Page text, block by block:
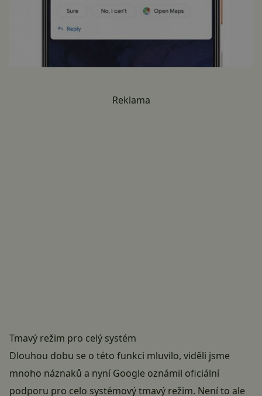
Reklama
Tmavý režim pro celý systém
Dlouhou dobu se o této funkci mluvilo, viděli jsme
mnoho náznaků a nyní Google oznámil oficiální
podporu pro celo systémovýtmavý režim. Není to ale